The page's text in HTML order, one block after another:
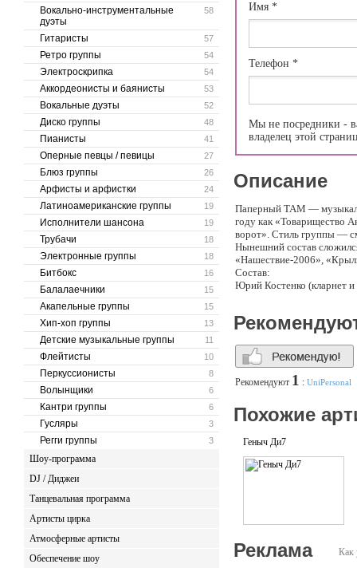
58
Вокально-инструментальные
дуэты
57
Гитаристы
54
Ретро группы
54
Электроскрипка
53
Аккордеонисты и баянисты
52
Вокальные дуэты
48
Диско группы
41
Пианисты
27
Оперные певцы / певицы
26
Блюз группы
24
Арфисты и арфистки
19
Латиноамериканские группы
19
Исполнители шансона
18
Трубачи
18
Электронные группы
16
Битбокс
15
Балалаечники
15
Акапельные группы
13
Хип-хоп группы
11
Детские музыкальные группы
10
Флейтисты
8
Перкуссионисты
6
Волынщики
6
Кантри группы
3
Гусляры
3
Регги группы
Шоу-программа
DJ / Диджеи
Танцевальная программа
Артисты цирка
Атмосферные артисты
Обеспечение шоу
Имя *
Телефон *
Мы не посредники -
владелец этой
Описание
Паперный ТАМ —
году как «Товарищество
ворот». Стиль группы —
Нынешний состав
«Нашествие-2006»,
Состав:
Юрий Костенко (кларнет и
MadDog, Неонавт, Brazil
Герасимовым, джазовым
Владимир Гочуа (бас-
Даниил «Ленц» Ленци
Рекомендуют 1 : UniPersonal
Похожие
Геныч Ди7
Как
Реклама